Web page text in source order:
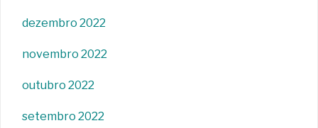
dezembro 2022
novembro 2022
outubro 2022
setembro 2022